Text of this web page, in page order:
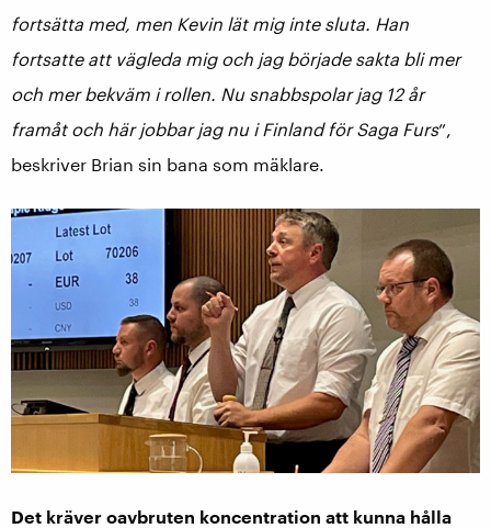
fortsätta med, men Kevin lät mig inte sluta. Han
fortsatte att vägleda mig och jag började sakta bli mer
och mer bekväm i rollen. Nu snabbspolar jag 12 år
framåt och här jobbar jag nu i Finland för Saga Furs”,
beskriver Brian sin bana som mäklare.
Det kräver oavbruten koncentration att kunna hålla